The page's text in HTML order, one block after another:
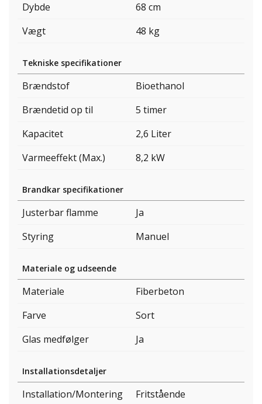
Dybde
68 cm
Vægt
48 kg
Tekniske specifikationer
Brændstof
Bioethanol
Brændetid op til
5 timer
Kapacitet
2,6 Liter
Varmeeffekt (Max.)
8,2 kW
Brandkar specifikationer
Justerbar flamme
Ja
Styring
Manuel
Materiale og udseende
Materiale
Fiberbeton
Farve
Sort
Glas medfølger
Ja
Installationsdetaljer
Installation/Montering
Fritstående